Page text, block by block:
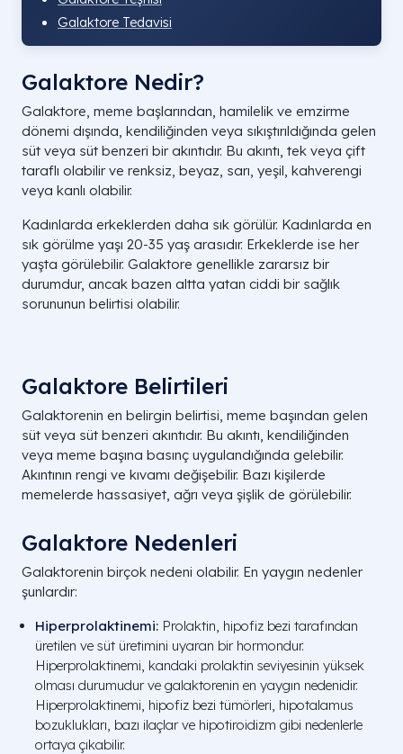
Galaktore Tedavisi
Galaktore Nedir?
Galaktore, meme başlarından, hamilelik ve emzirme
dönemi dışında, kendiliğinden veya sıkıştırıldığında gelen
süt veya süt benzeri bir akıntıdır. Bu akıntı, tek veya çift
taraflı olabilir ve renksiz, beyaz, sarı, yeşil, kahverengi
veya kanlı olabilir.
Kadınlarda erkeklerden daha sık görülür. Kadınlarda en
sık görülme yaşı 20-35 yaş arasıdır. Erkeklerde ise her
yaşta görülebilir. Galaktore genellikle zararsız bir
durumdur, ancak bazen altta yatan ciddi bir sağlık
sorununun belirtisi olabilir.
Galaktore Belirtileri
Galaktorenin en belirgin belirtisi, meme başından gelen
süt veya süt benzeri akıntıdır. Bu akıntı, kendiliğinden
veya meme başına basınç uygulandığında gelebilir.
Akıntının rengi ve kıvamı değişebilir. Bazı kişilerde
memelerde hassasiyet, ağrı veya şişlik de görülebilir.
Galaktore Nedenleri
Galaktorenin birçok nedeni olabilir. En yaygın nedenler
şunlardır:
Hiperprolaktinemi: Prolaktin, hipofiz bezi tarafından
üretilen ve süt üretimini uyaran bir hormondur.
Hiperprolaktinemi, kandaki prolaktin seviyesinin yüksek
olması durumudur ve galaktorenin en yaygın nedenidir.
Hiperprolaktinemi, hipofiz bezi tümörleri, hipotalamus
bozuklukları, bazı ilaçlar ve hipotiroidizm gibi nedenlerle
ortaya çıkabilir.